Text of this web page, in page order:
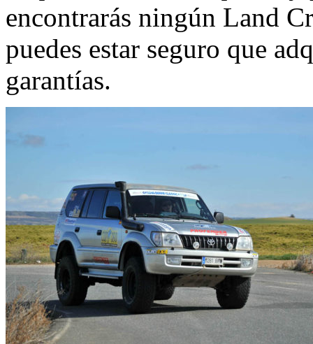
encontrarás ningún Land
puedes estar seguro que
garantías.